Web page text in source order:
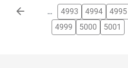
Paginación … 4993 4994 4995
4999
5000 5001